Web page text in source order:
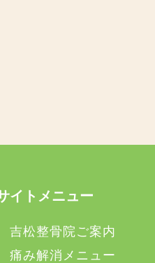
イトメニュー
吉松整骨院ご案内
痛み解消メニュー